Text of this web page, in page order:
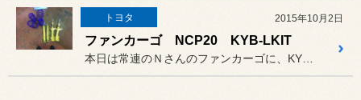
トヨタ 2015年10月2日
ファンカーゴ NCP20 KYB-LKIT